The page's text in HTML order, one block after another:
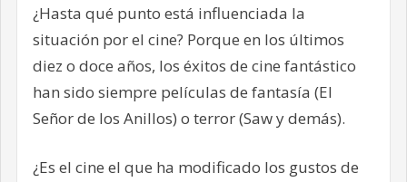
¿Hasta qué punto está influenciada la
situación por el cine? Porque en los últimos
diez o doce años, los éxitos de cine fantástico
han sido siempre películas de fantasía (El
Señor de los Anillos) o terror (Saw y demás).
¿Es el cine el que ha modificado los gustos de